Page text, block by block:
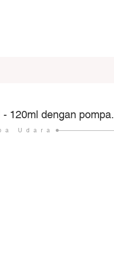
120ml dengan pompa.
Udara